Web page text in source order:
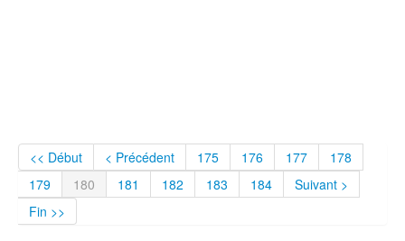
<< Début < Précédent 175 176 177
178
179
180 181 182 183 184
Suivant >
Fin >>